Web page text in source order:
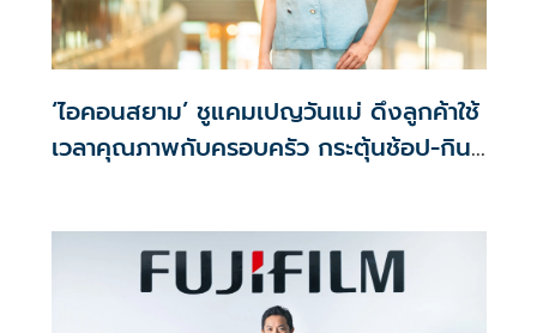
‘ไอคอนสยาม’ ชูแคมเปญวันแม่ ดึงลูกค้าใช้
เวลาคุณภาพกับครอบครัว กระตุ้นช้อป-กิน-